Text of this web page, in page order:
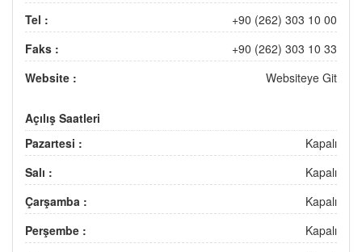
Tel :
+90 (262) 303 10 00
Faks :
+90 (262) 303 10 33
Website :
Websiteye Git
Açılış Saatleri
Pazartesi :
Kapalı
Salı :
Kapalı
Çarşamba :
Kapalı
Perşembe :
Kapalı